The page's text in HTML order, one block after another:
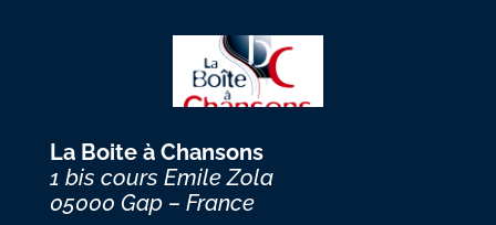
La Boite à Chansons
1 bis cours Emile Zola
05000 Gap – France